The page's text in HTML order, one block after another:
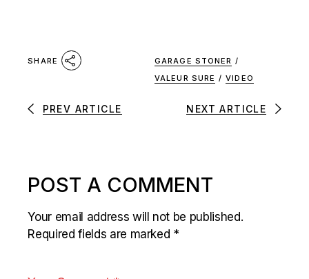
SHARE GARAGE STONER /
VALEUR SURE / VIDEO
PREV ARTICLE NEXT ARTICLE
POST A COMMENT
Your email address will not be published.
Required fields are marked *